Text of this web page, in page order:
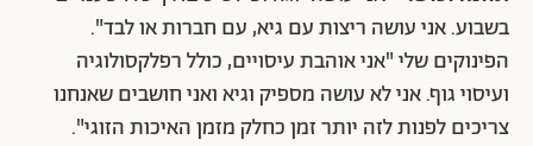
בשבוע. אני עושה ריצות עם גיא, עם חברות או לבד".
הפינוקים שלי "אני אוהבת עיסויים, כולל רפלקסולוגיה
ועיסוי גוף. אני לא עושה מספיק וגיא ואני חושבים שאנחנו
צריכים לפנות לזה יותר זמן כחלק מזמן האיכות הזוגי".